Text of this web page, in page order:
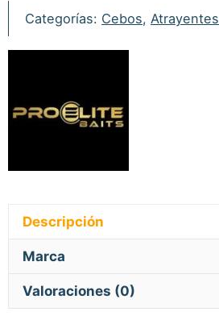
25ml
Categorías: Cebos, Atrayentes
Descripción
Marca
Valoraciones (0)